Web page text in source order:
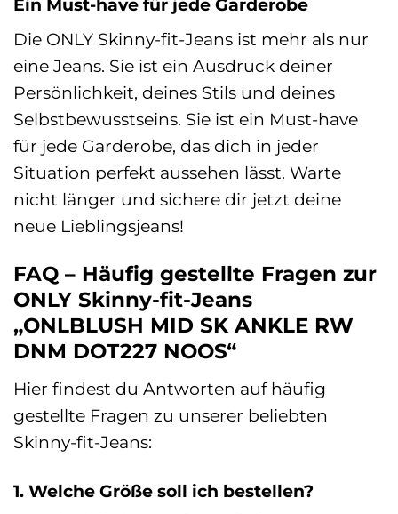
Die ONLY Skinny-fit-Jeans ist mehr als nur
eine Jeans. Sie ist ein Ausdruck deiner
Persönlichkeit, deines Stils und deines
Selbstbewusstseins. Sie ist ein Must-have
für jede Garderobe, das dich in jeder
Situation perfekt aussehen lässt. Warte
nicht länger und sichere dir jetzt deine
neue Lieblingsjeans!
FAQ – Häufig gestellte Fragen zur
ONLY Skinny-fit-Jeans
„ONLBLUSH MID SK ANKLE RW
DNM DOT227 NOOS“
Hier findest du Antworten auf häufig
gestellte Fragen zu unserer beliebten
Skinny-fit-Jeans:
1. Welche Größe soll ich bestellen?